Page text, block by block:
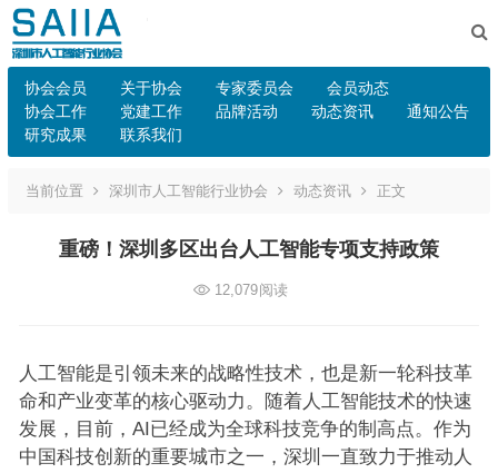
协会会员 关于协会 专家委员会
会员动态
协会工作
党建工作 品牌活动 动态资讯
通知公告
研究成果
联系我们
当前位置 深圳市人工智能行业协会 动态资讯 正文
重磅！深圳多区出台人工智能专项支持政策
12,079阅读
人工智能是引领未来的战略性技术，也是新一轮科技革
命和产业变革的核心驱动力。随着人工智能技术的快速
发展，目前，AI已经成为全球科技竞争的制高点。作为
中国科技创新的重要城市之一，深圳一直致力于推动人